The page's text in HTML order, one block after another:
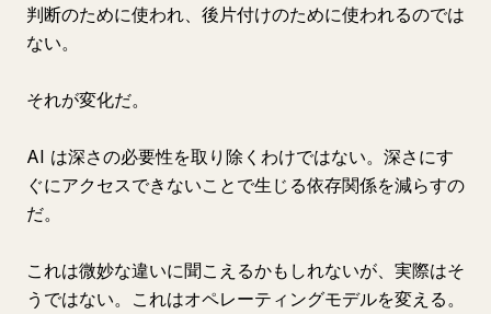
判断のために使われ、後片付けのために使われるのでは
ない。
それが変化だ。
AI は深さの必要性を取り除くわけではない。深さにす
ぐにアクセスできないことで生じる依存関係を減らすの
だ。
これは微妙な違いに聞こえるかもしれないが、実際はそ
うではない。これはオペレーティングモデルを変える。